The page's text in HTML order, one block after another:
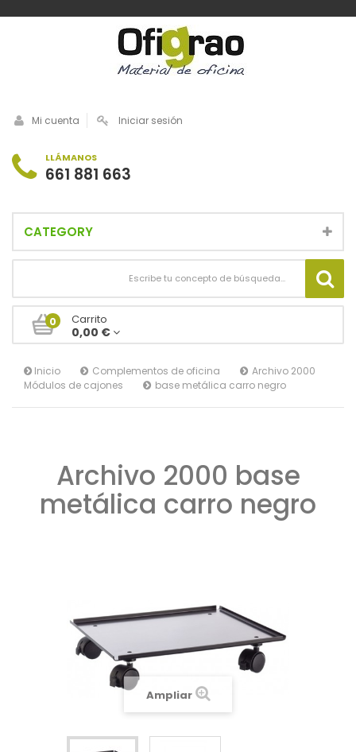
Mi cuenta Iniciar sesión
LLÁMANOS
661 881 663
CATEGORY
0 Carrito
0,00 €
Inicio
Complementos de oficina
Módulos de cajones
Archivo 2000
base metálica carro negro
Archivo 2000 base
metálica carro negro
Ampliar